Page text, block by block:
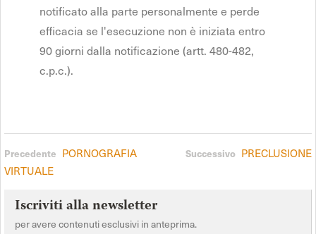
notificato alla parte personalmente e perde
efficacia se l'esecuzione non è iniziata entro
90 giorni dalla notificazione (artt. 480-482,
c.p.c.).
Precedente PORNOGRAFIA
VIRTUALE
Successivo PRECLUSIONE
Iscriviti alla newsletter
per avere contenuti esclusivi in anteprima.